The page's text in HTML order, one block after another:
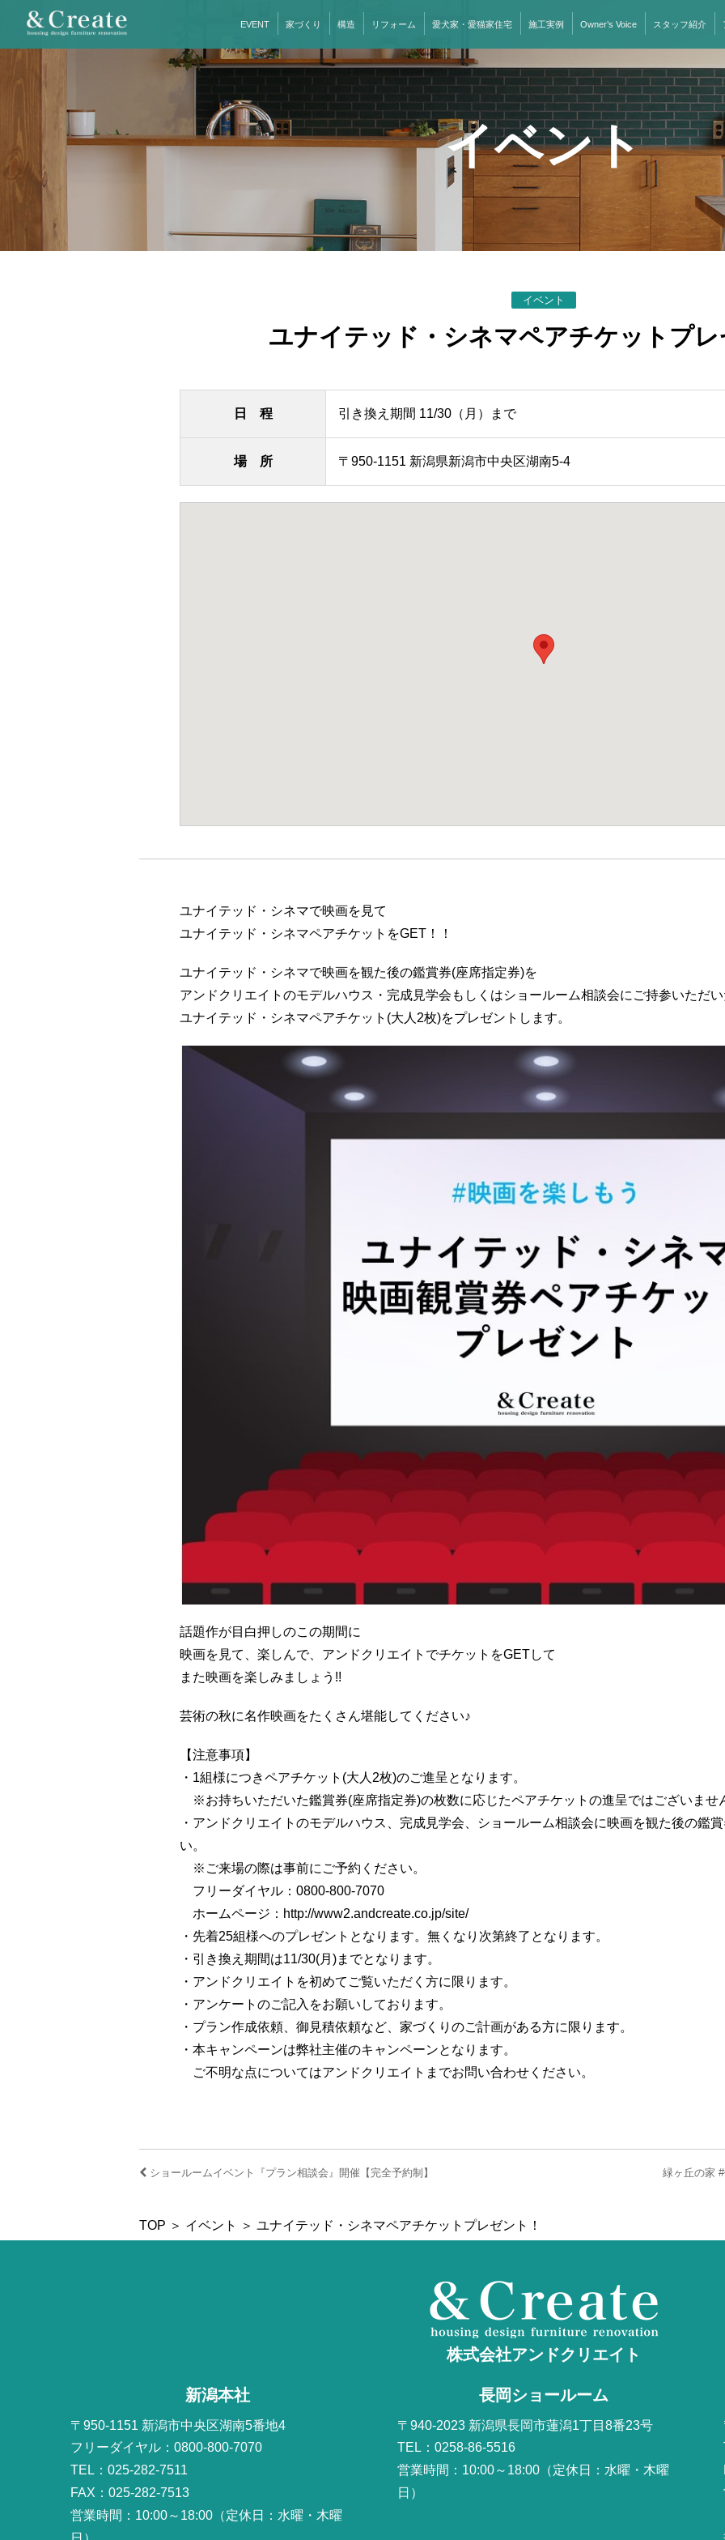
EVENT 家づくり 構造 リフォーム 愛犬家・愛猫家住宅 施工実例 Owner’s Voice スタッフ紹介
イベント
イベント
ユナイテッド・シネマペアチケットプ
日 程 引き換え期間 11/30（月）まで
場 所 〒950-1151 新潟県新潟市中央区湖南5-4
ユナイテッド・シネマで映画を見て
ユナイテッド・シネマペアチケットをGET！！
ユナイテッド・シネマで映画を観た後の鑑賞券(座席指定券)を
アンドクリエイトのモデルハウス・完成見学会もしくはショールーム相談会にご持参いただ
ユナイテッド・シネマペアチケット(大人2枚)をプレゼントします。
話題作が目白押しのこの期間に
映画を見て、楽しんで、アンドクリエイトでチケットをGETして
また映画を楽しみましょう!!
芸術の秋に名作映画をたくさん堪能してください♪
【注意事項】
・1組様につきペアチケット(大人2枚)のご進呈となります。
※お持ちいただいた鑑賞券(座席指定券)の枚数に応じたペアチケットの進呈ではございませ
・アンドクリエイトのモデルハウス、完成見学会、ショールーム相談会に映画を観た後の鑑
い。
※ご来場の際は事前にご予約ください。
フリーダイヤル：0800-800-7070
ホームページ：http://www2.andcreate.co.jp/site/
・先着25組様へのプレゼントとなります。無くなり次第終了となります。
・引き換え期間は11/30(月)までとなります。
・アンドクリエイトを初めてご覧いただく方に限ります。
・アンケートのご記入をお願いしております。
・プラン作成依頼、御見積依頼など、家づくりのご計画がある方に限ります。
・本キャンペーンは弊社主催のキャンペーンとなります。
ご不明な点についてはアンドクリエイトまでお問い合わせください。
ショールームイベント『プラン相談会』開催【完全予約制】 緑ヶ丘の家
TOP ＞ イベント ＞ ユナイテッド・シネマペアチケットプレゼント！
株式会社アンドクリエイト
新潟本社
〒950-1151 新潟市中央区湖南5番地4
フリーダイヤル：0800-800-7070
TEL：025-282-7511
FAX：025-282-7513
営業時間：10:00～18:00（定休日：水曜・木曜
長岡ショールーム
〒940-2023 新潟県長岡市蓮潟1丁目8番23号
TEL：0258-86-5516
営業時間：10:00～18:00（定休日：水曜・木曜
日）